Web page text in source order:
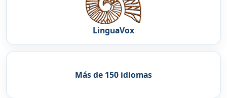
LinguaVox
Más de 150 idiomas